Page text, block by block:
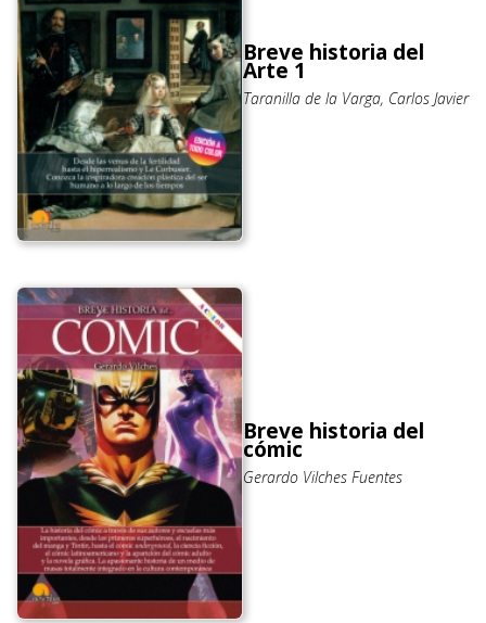
Breve historia del
Arte 1
Taranilla de la Varga, Carlos Javier
Breve historia del
cómic
Gerardo Vilches Fuentes